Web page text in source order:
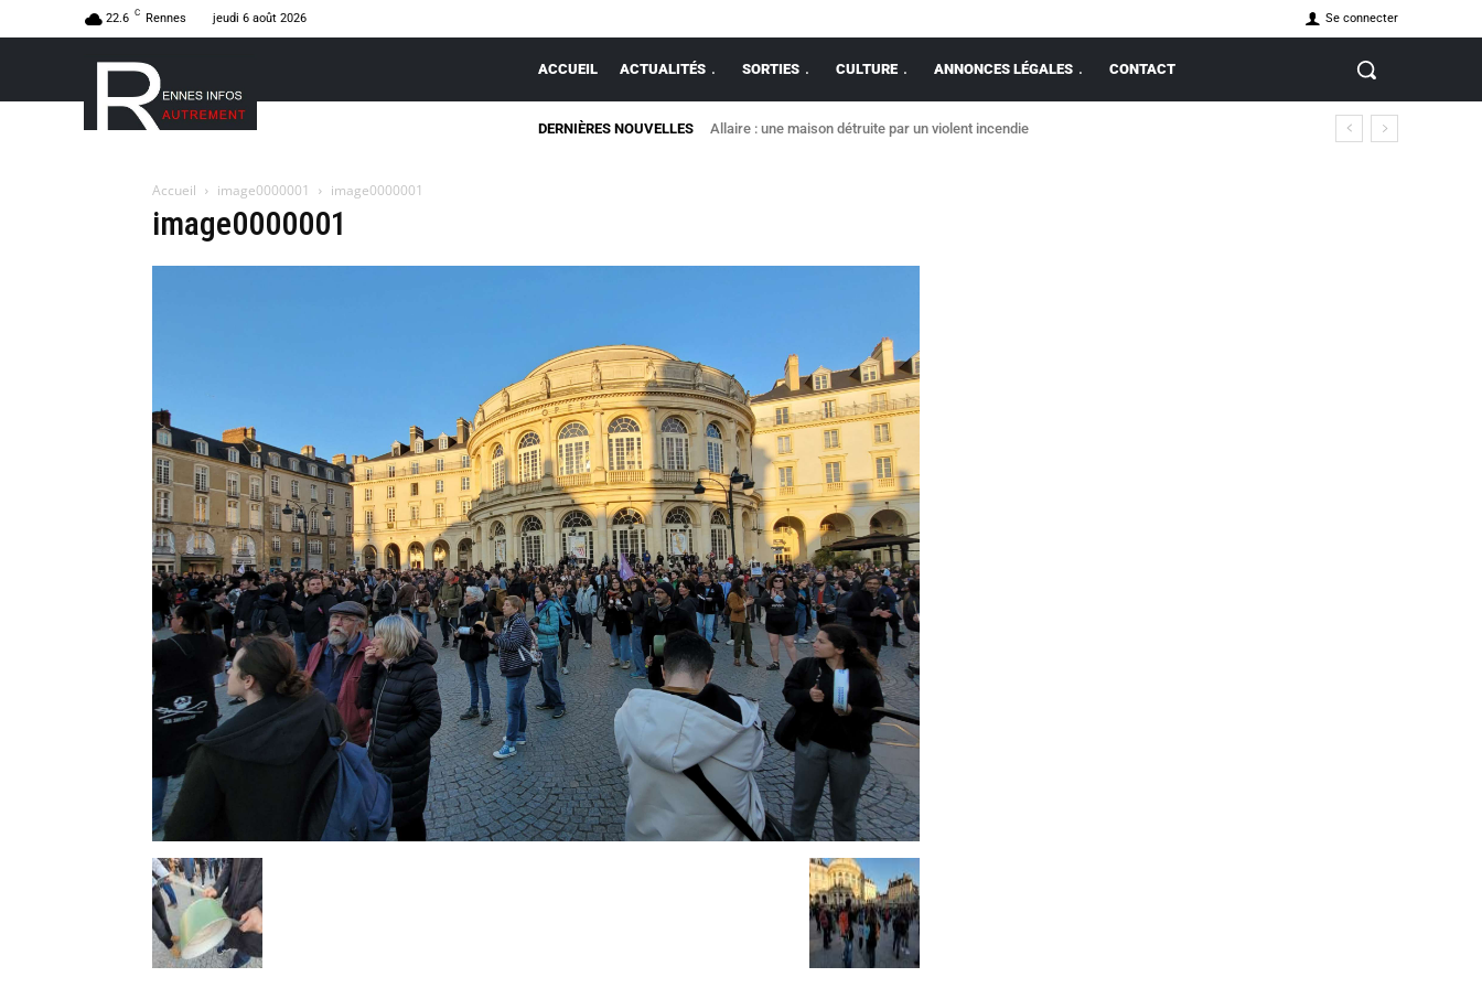
22.6 C Rennes jeudi 6 août 2026 Se connecter
ACCUEIL ACTUALITÉS SORTIES CULTURE ANNONCES LÉGALES CONTACT
DERNIÈRES NOUVELLES Allaire : une maison détruite par un violent incendie
Accueil image0000001 image0000001
image0000001